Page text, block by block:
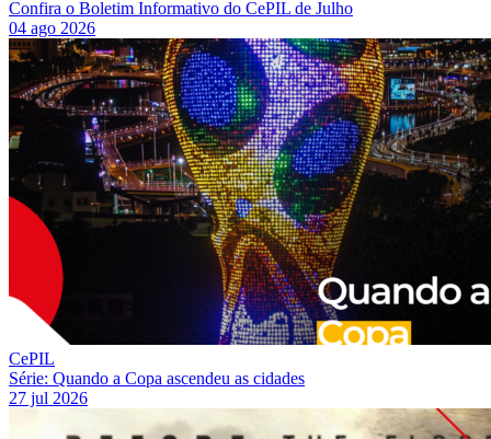
Confira o Boletim Informativo do CePIL de Julho
04 ago 2026
CePIL
Série: Quando a Copa ascendeu as cidades
27 jul 2026